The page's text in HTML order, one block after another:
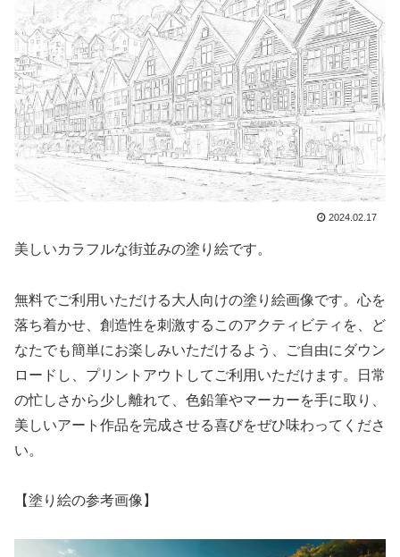
2024.02.17
美しいカラフルな街並みの塗り絵です。
無料でご利用いただける大人向けの塗り絵画像です。心を
落ち着かせ、創造性を刺激するこのアクティビティを、ど
なたでも簡単にお楽しみいただけるよう、ご自由にダウン
ロードし、プリントアウトしてご利用いただけます。日常
の忙しさから少し離れて、色鉛筆やマーカーを手に取り、
美しいアート作品を完成させる喜びをぜひ味わってくださ
い。
【塗り絵の参考画像】